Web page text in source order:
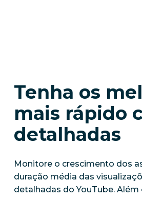
Tenha os
mais rápido
detalhadas
Monitore o crescimento dos
duração média das
detalhadas do YouTube.